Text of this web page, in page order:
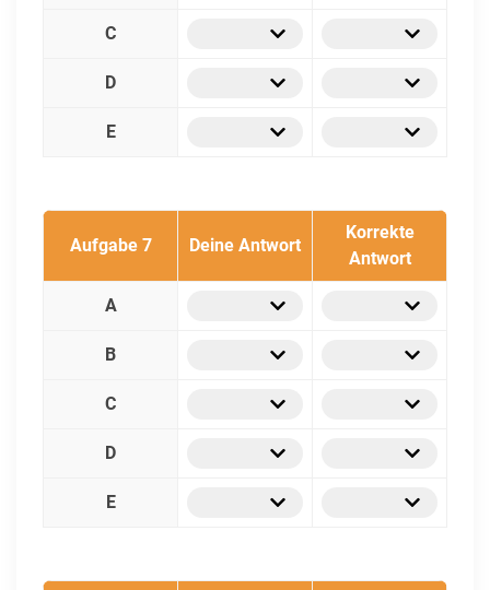
C
D
E
Aufgabe 7 Deine Antwort
Korrekte
Antwort
A
B
C
D
E